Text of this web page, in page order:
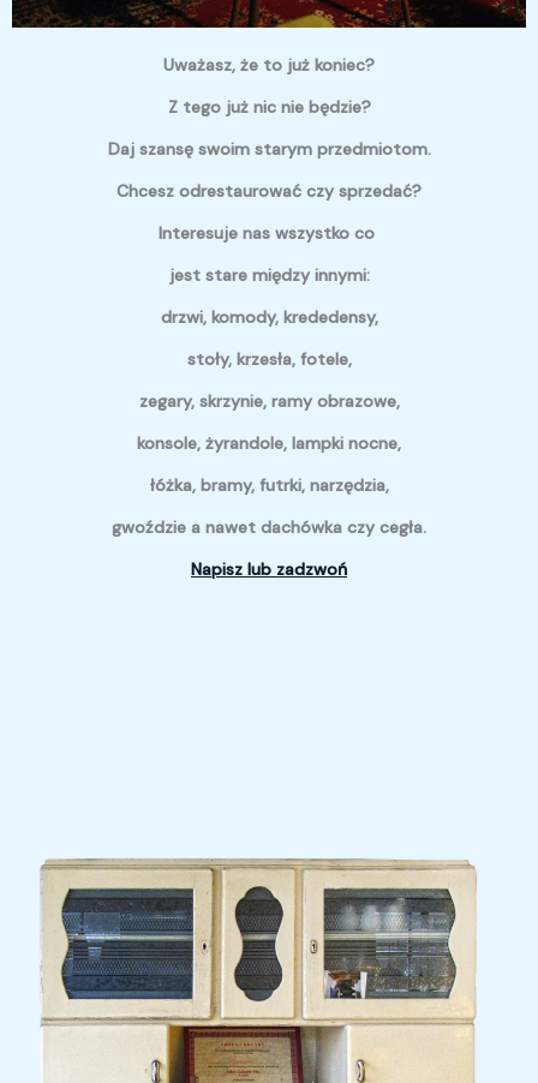
Uważasz, że to już koniec?
Z tego już nic nie będzie?
Daj szansę swoim starym przedmiotom.
Chcesz odrestaurować czy sprzedać?
Interesuje nas wszystko co
jest stare między innymi:
drzwi, komody, krededensy,
stoły, krzesła, fotele,
zegary, skrzynie, ramy obrazowe,
konsole, żyrandole, lampki nocne,
łóżka, bramy, futrki, narzędzia,
gwoździe a nawet dachówka czy cegła.
Napisz lub zadzwoń